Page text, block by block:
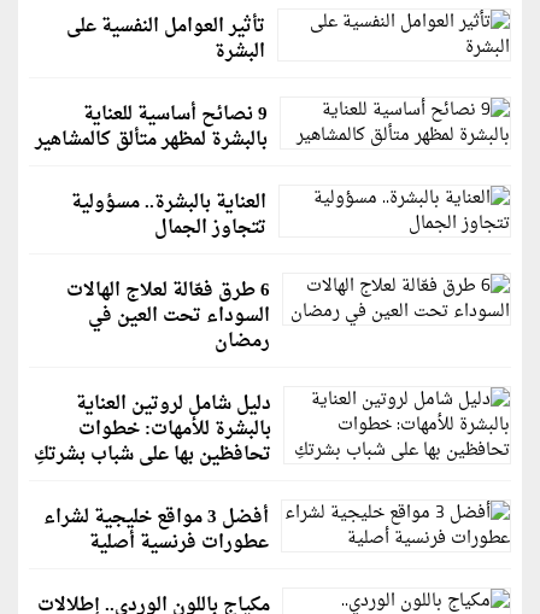
تأثير العوامل النفسية على
البشرة
9 نصائح أساسية للعناية
بالبشرة لمظهر متألق كالمشاهير
العناية بالبشرة.. مسؤولية
تتجاوز الجمال
6 طرق فعّالة لعلاج الهالات
السوداء تحت العين في
رمضان
دليل شامل لروتين العناية
بالبشرة للأمهات: خطوات
تحافظين بها على شباب بشرتكِ
أفضل 3 مواقع خليجية لشراء
عطورات فرنسية أصلية
مكياج باللون الوردي.. إطلالات